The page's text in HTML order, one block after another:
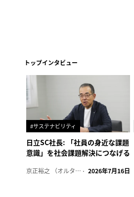
トップインタビュー
#サステナビリティ
日立SC社長: 「社員の身近な課題
意識」を社会課題解決につなげる
京正裕之 （オルタナ副編集長） 2026年7月16日